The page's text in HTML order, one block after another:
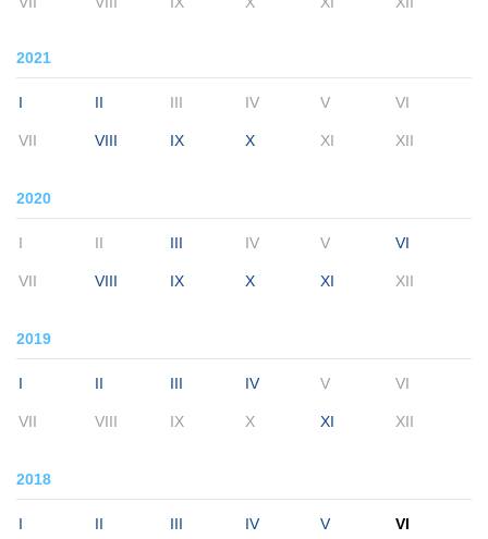
2021
I II III IV V VI
VII VIII IX X XI XII
2020
I II III IV V VI
VII VIII IX X XI XII
2019
I II III IV V VI
VII VIII IX X XI XII
2018
I II III IV V VI